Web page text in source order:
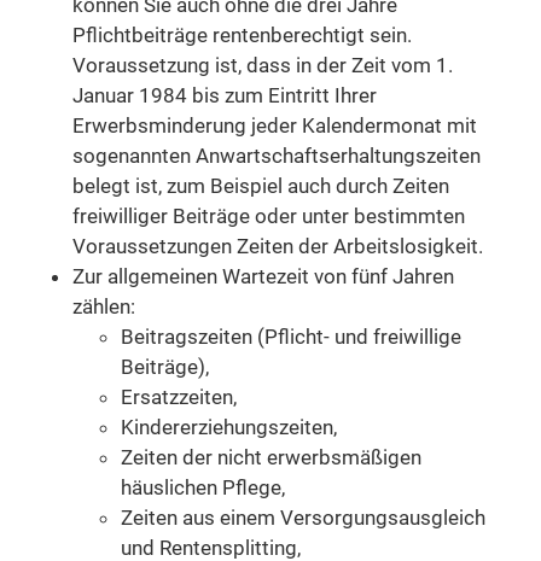
Pflichtbeiträge rentenberechtigt sein.
Voraussetzung ist, dass in der Zeit vom 1.
Januar 1984 bis zum Eintritt Ihrer
Erwerbsminderung jeder Kalendermonat mit
sogenannten Anwartschaftserhaltungszeiten
belegt ist, zum Beispiel auch durch Zeiten
freiwilliger Beiträge oder unter bestimmten
Voraussetzungen Zeiten der Arbeitslosigkeit.
Zur allgemeinen Wartezeit von fünf Jahren
zählen:
Beitragszeiten (Pflicht- und freiwillige
Beiträge),
Ersatzzeiten,
Kindererziehungszeiten,
Zeiten der nicht erwerbsmäßigen
häuslichen Pflege,
Zeiten aus einem Versorgungsausgleich
und Rentensplitting,